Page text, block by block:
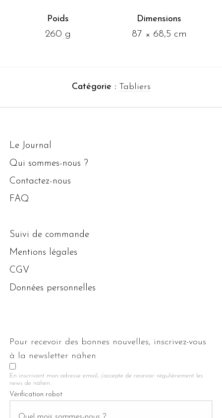
Poids
260 g
Dimensions
87 × 68,5 cm
Catégorie : Tabliers
Le Journal
Qui sommes-nous ?
Contactez-nous
FAQ
Suivi de commande
Mentions légales
CGV
Données personnelles
Pour recevoir des bonnes nouvelles, inscrivez-vous
à la newsletter nähen
En inscrivant mon adresse email, j’accepte de recevoir régulièrement les
news de nähen.
Vérification robot